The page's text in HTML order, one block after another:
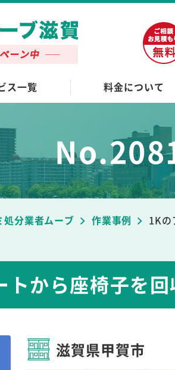
ス一覧 料金について
分業者ムーブ 作業事例 1Kの
トから座椅子を
滋賀県甲賀市